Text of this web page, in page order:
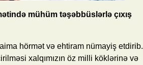
mühüm təşəbbüslərlə çıxış
hörmət və ehtiram nümayiş etdirib.
xalqımızın öz milli köklərinə və